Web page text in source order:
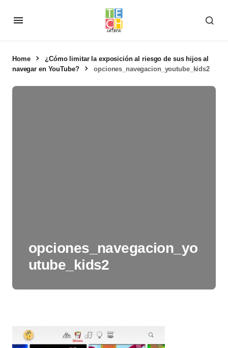
Home
¿Cómo limitar la exposición al riesgo de sus hijos al
navegar en YouTube?
opciones_navegacion_youtube_kids2
opciones_navegacion_yo
utube_kids2